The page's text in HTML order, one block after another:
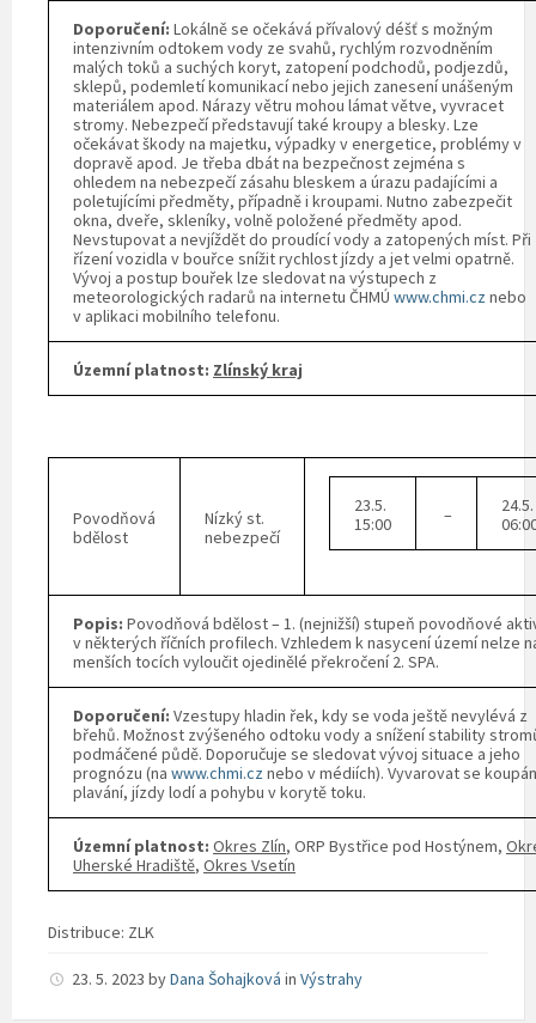
Doporučení: Lokálně se očekává přívalový déšť s možným
intenzivním odtokem vody ze svahů, rychlým rozvodněním
malých toků a suchých koryt, zatopení podchodů, podjezdů,
sklepů, podemletí komunikací nebo jejich zanesení unášeným
materiálem apod. Nárazy větru mohou lámat větve, vyvracet
stromy. Nebezpečí představují také kroupy a blesky. Lze
očekávat škody na majetku, výpadky v energetice, problémy v
dopravě apod. Je třeba dbát na bezpečnost zejména s
ohledem na nebezpečí zásahu bleskem a úrazu padajícími a
poletujícími předměty, případně i kroupami. Nutno zabezpečit
okna, dveře, skleníky, volně položené předměty apod.
Nevstupovat a nevjíždět do proudící vody a zatopených míst. Při
řízení vozidla v bouřce snížit rychlost jízdy a jet velmi opatrně.
Vývoj a postup bouřek lze sledovat na výstupech z
meteorologických radarů na internetu ČHMÚ www.chmi.cznebo
v aplikaci mobilního telefonu.
Územní platnost: Zlínský kraj
Povodňová
bdělost
Nízký st.
nebezpečí
23.5.
15:00
–
24.5.
Popis: Povodňová bdělost – 1. (nejnižší) stupeň povodňové
v některých říčních profilech. Vzhledem k nasycení území nelze
menších tocích vyloučit ojedinělé překročení 2. SPA.
Doporučení: Vzestupy hladin řek, kdy se voda ještě nevylévá z
břehů. Možnost zvýšeného odtoku vody a snížení stability
podmáčené půdě. Doporučuje se sledovat vývoj situace a jeho
prognózu (na www.chmi.cznebo v médiích). Vyvarovat se
plavání, jízdy lodí a pohybu v korytě toku.
Územní platnost: Okres Zlín, ORP Bystřice pod Hostýnem,
Uherské Hradiště, Okres Vsetín
Distribuce: ZLK
23. 5. 2023 byDana Šohajková in Výstrahy